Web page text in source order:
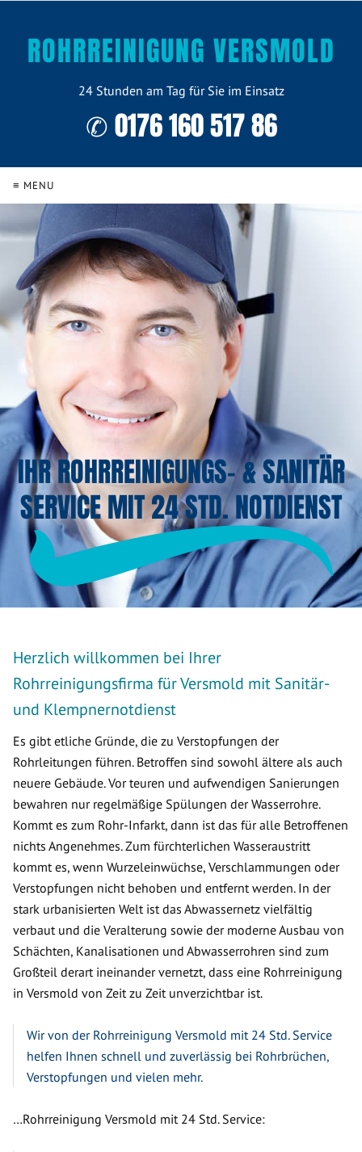
ROHRREINIGUNG VERSMOLD
24 Stunden am Tag für Sie im Einsatz
✆ 0176 160 517 86
≡ MENU
IHR ROHRREINIGUNGS- & SANITÄR
SERVICE MIT 24 STD. NOTDIENST
Herzlich willkommen bei Ihrer
Rohrreinigungsfirma für Versmold mit Sanitär-
und Klempnernotdienst
Es gibt etliche Gründe, die zu Verstopfungen der
Rohrleitungen führen. Betroffen sind sowohl ältere als auch
neuere Gebäude. Vor teuren und aufwendigen Sanierungen
bewahren nur regelmäßige Spülungen der Wasserrohre.
Kommt es zum Rohr-Infarkt, dann ist das für alle Betroffenen
nichts Angenehmes. Zum fürchterlichen Wasseraustritt
kommt es, wenn Wurzeleinwüchse, Verschlammungen oder
Verstopfungen nicht behoben und entfernt werden. In der
stark urbanisierten Welt ist das Abwassernetz vielfältig
verbaut und die Veralterung sowie der moderne Ausbau von
Schächten, Kanalisationen und Abwasserrohren sind zum
Großteil derart ineinander vernetzt, dass eine Rohrreinigung
in Versmold von Zeit zu Zeit unverzichtbar ist.
Wir von der Rohrreinigung Versmold mit 24 Std. Service
helfen Ihnen schnell und zuverlässig bei Rohrbrüchen,
Verstopfungen und vielen mehr.
…Rohrreinigung Versmold mit 24 Std. Service: